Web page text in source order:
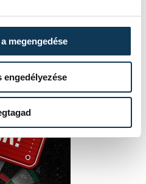
megengedése
engedélyezése